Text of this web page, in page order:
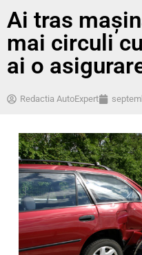
Ai tras
mai circuli
ai o
Redactia AutoExpert